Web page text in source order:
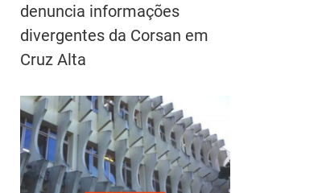
denuncia informações
divergentes da Corsan em
Cruz Alta